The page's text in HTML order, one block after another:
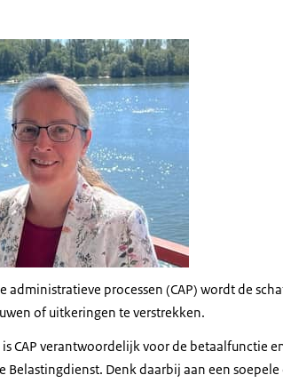
administratieve processen (CAP) wordt de
of uitkeringen te verstrekken.
CAP verantwoordelijk voor de betaalfunctie
Belastingdienst. Denk daarbij aan een